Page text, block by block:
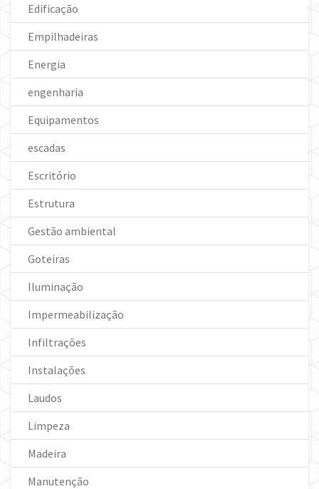
Edificação
Empilhadeiras
Energia
engenharia
Equipamentos
escadas
Escritório
Estrutura
Gestão ambiental
Goteiras
Iluminação
Impermeabilização
Infiltrações
Instalações
Laudos
Limpeza
Madeira
Manutenção